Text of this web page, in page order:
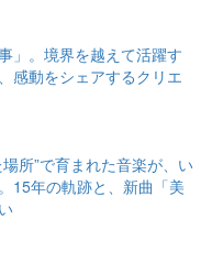
」。境界を越えて活躍す
感動をシェアするクリエ
所”で育まれた音楽が、い
15年の軌跡と、新曲「美